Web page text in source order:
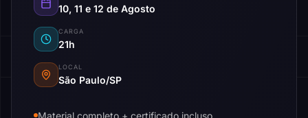
10, 11 e 12 de Agosto
CARGA
21h
LOCAL
São Paulo/SP
Material completo + certificado incluso